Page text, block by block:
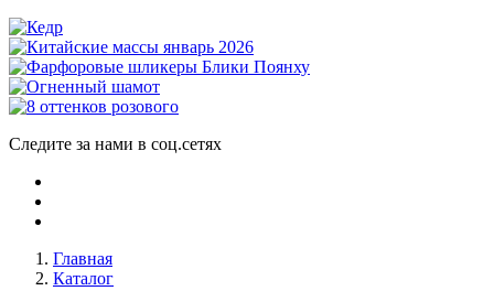
Следите за нами в соц.сетях
Главная
Каталог